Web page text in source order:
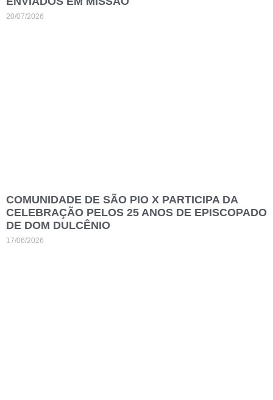
20/07/2026
COMUNIDADE DE SÃO PIO X PARTICIPA DA
CELEBRAÇÃO PELOS 25 ANOS DE EPISCOPADO
DE DOM DULCÊNIO
17/06/2026